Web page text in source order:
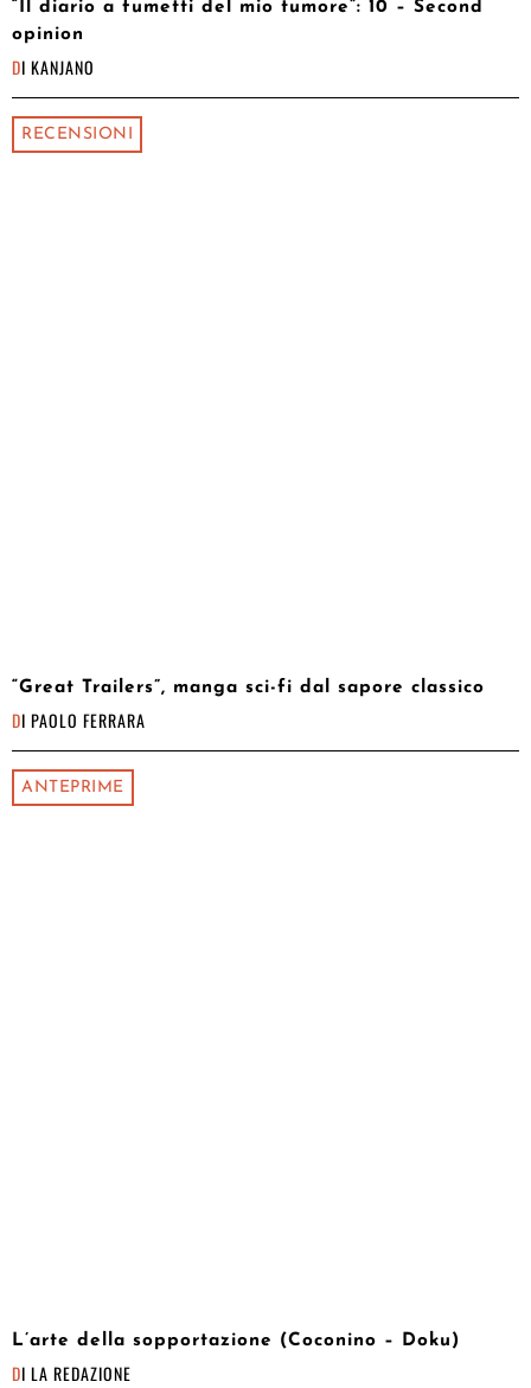
“Il diario a fumetti del mio tumore”: 10 – Second
opinion
DI KANJANO
RECENSIONI
“Great Trailers”, manga sci-fi dal sapore classico
DI PAOLO FERRARA
ANTEPRIME
L’arte della sopportazione (Coconino – Doku)
DI LA REDAZIONE